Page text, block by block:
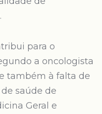
para o
a oncologista
também à falta de
saúde de
Geral e